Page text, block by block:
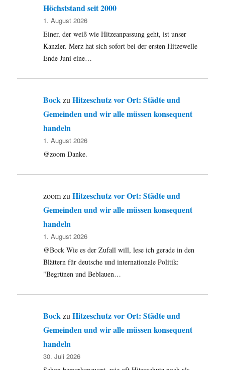
Höchststand seit 2000
1. August 2026
Einer, der weiß wie Hitzeanpassung geht, ist unser
Kanzler. Merz hat sich sofort bei der ersten Hitzewelle
Ende Juni eine…
BockzuHitzeschutz vor Ort: Städte und
Gemeinden und wir alle müssen konsequent
handeln
1. August 2026
@zoom Danke.
zoomzuHitzeschutz vor Ort: Städte und
Gemeinden und wir alle müssen konsequent
handeln
1. August 2026
@Bock Wie es der Zufall will, lese ich gerade in den
Blättern für deutsche und internationale Politik:
"Begrünen und Beblauen…
BockzuHitzeschutz vor Ort: Städte und
Gemeinden und wir alle müssen konsequent
handeln
30. Juli 2026